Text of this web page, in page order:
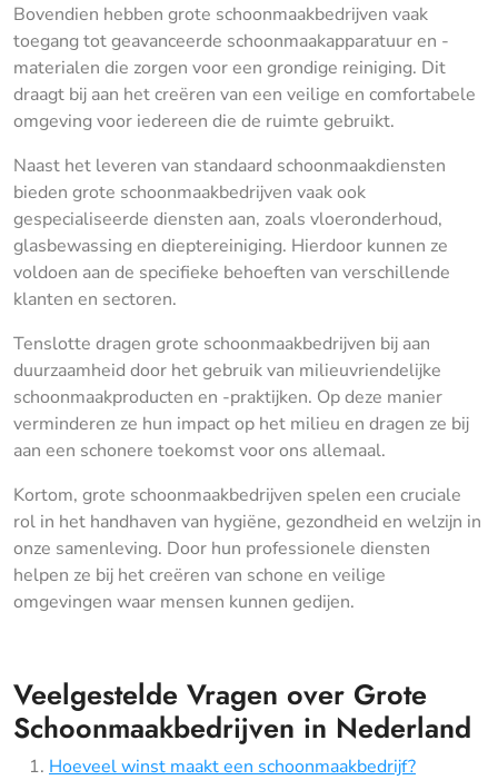
Bovendien hebben grote schoonmaakbedrijven vaak
toegang tot geavanceerde schoonmaakapparatuur en -
materialen die zorgen voor een grondige reiniging. Dit
draagt bij aan het creëren van een veilige en comfortabele
omgeving voor iedereen die de ruimte gebruikt.
Naast het leveren van standaard schoonmaakdiensten
bieden grote schoonmaakbedrijven vaak ook
gespecialiseerde diensten aan, zoals vloeronderhoud,
glasbewassing en dieptereiniging. Hierdoor kunnen ze
voldoen aan de specifieke behoeften van verschillende
klanten en sectoren.
Tenslotte dragen grote schoonmaakbedrijven bij aan
duurzaamheid door het gebruik van milieuvriendelijke
schoonmaakproducten en -praktijken. Op deze manier
verminderen ze hun impact op het milieu en dragen ze bij
aan een schonere toekomst voor ons allemaal.
Kortom, grote schoonmaakbedrijven spelen een cruciale
rol in het handhaven van hygiëne, gezondheid en welzijn in
onze samenleving. Door hun professionele diensten
helpen ze bij het creëren van schone en veilige
omgevingen waar mensen kunnen gedijen.
Veelgestelde Vragen over Grote
Schoonmaakbedrijven in Nederland
Hoeveel winst maakt een schoonmaakbedrijf?